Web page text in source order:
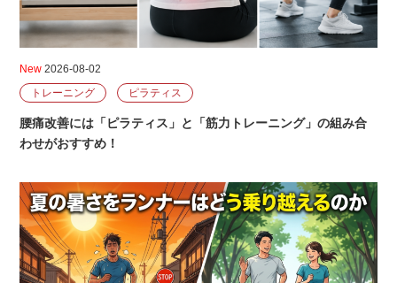
New2026-08-02
トレーニング
ピラティス
腰痛改善には「ピラティス」と「筋力トレーニング」の組み合
わせがおすすめ！